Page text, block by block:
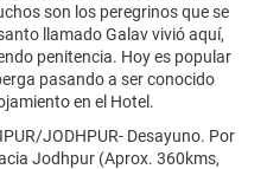
son los peregrinos que se
llamado Galav vivió aquí,
penitencia. Hoy es popular
pasando a ser conocido
en el Hotel.
JODHPUR- Desayuno. Por
Jodhpur (Aprox. 360kms,